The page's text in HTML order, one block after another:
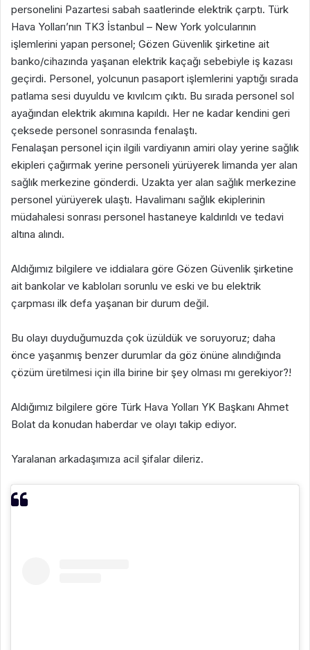
personelini Pazartesi sabah saatlerinde elektrik çarptı. Türk
Hava Yolları’nın TK3 İstanbul – New York yolcularının
işlemlerini yapan personel; Gözen Güvenlik şirketine ait
banko/cihazında yaşanan elektrik kaçağı sebebiyle iş kazası
geçirdi. Personel, yolcunun pasaport işlemlerini yaptığı sırada
patlama sesi duyuldu ve kıvılcım çıktı. Bu sırada personel sol
ayağından elektrik akımına kapıldı. Her ne kadar kendini geri
çeksede personel sonrasında fenalaştı.
Fenalaşan personel için ilgili vardiyanın amiri olay yerine sağlık
ekipleri çağırmak yerine personeli yürüyerek limanda yer alan
sağlık merkezine gönderdi. Uzakta yer alan sağlık merkezine
personel yürüyerek ulaştı. Havalimanı sağlık ekiplerinin
müdahalesi sonrası personel hastaneye kaldırıldı ve tedavi
altına alındı.
Aldığımız bilgilere ve iddialara göre Gözen Güvenlik şirketine
ait bankolar ve kabloları sorunlu ve eski ve bu elektrik
çarpması ilk defa yaşanan bir durum değil.
Bu olayı duyduğumuzda çok üzüldük ve soruyoruz; daha
önce yaşanmış benzer durumlar da göz önüne alındığında
çözüm üretilmesi için illa birine bir şey olması mı gerekiyor?!
Aldığımız bilgilere göre Türk Hava Yolları YK Başkanı Ahmet
Bolat da konudan haberdar ve olayı takip ediyor.
Yaralanan arkadaşımıza acil şifalar dileriz.